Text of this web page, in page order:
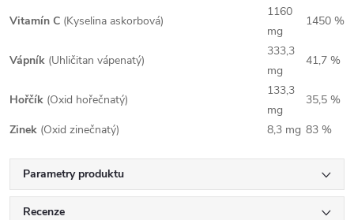
Vitamín C (Kyselina askorbová)
1160
mg
1450 %
Vápník (Uhličitan vápenatý)
333,3
mg
41,7 %
Hořčík (Oxid hořečnatý)
133,3
mg
35,5 %
Zinek (Oxid zinečnatý) 8,3 mg 83 %
Parametry produktu
Recenze